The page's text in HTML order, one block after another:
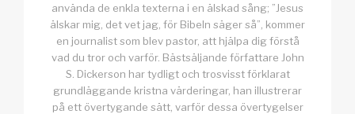
använda de enkla texterna i en älskad sång; ”Jesus
älskar mig, det vet jag, för Bibeln säger så”, kommer
en journalist som blev pastor, att hjälpa dig förstå
vad du tror och varför. Bästsäljande författare John
S. Dickerson har tydligt och trosvisst förklarat
grundläggande kristna värderingar, han illustrerar
på ett övertygande sätt, varför dessa övertygelser